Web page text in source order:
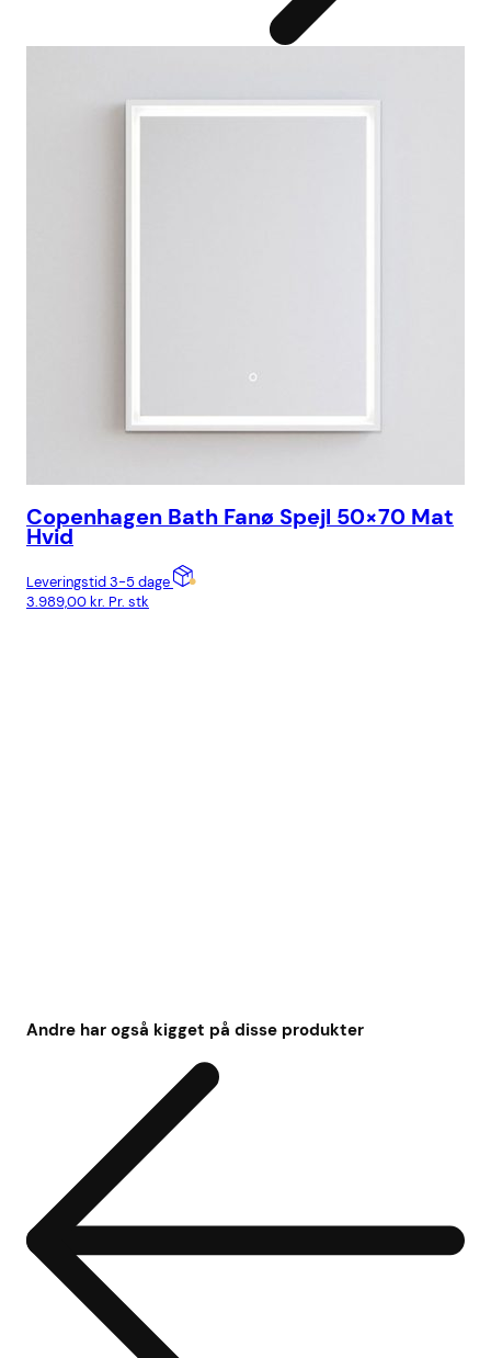
Copenhagen Bath Fanø Spejl 50×70 Mat
Hvid
Leveringstid 3-5 dage
3.989,00kr. Pr. stk
Andre har også kigget på disse produkter